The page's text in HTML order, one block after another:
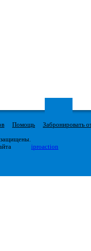
Помощь
Забронировать
защищены.
iproaction